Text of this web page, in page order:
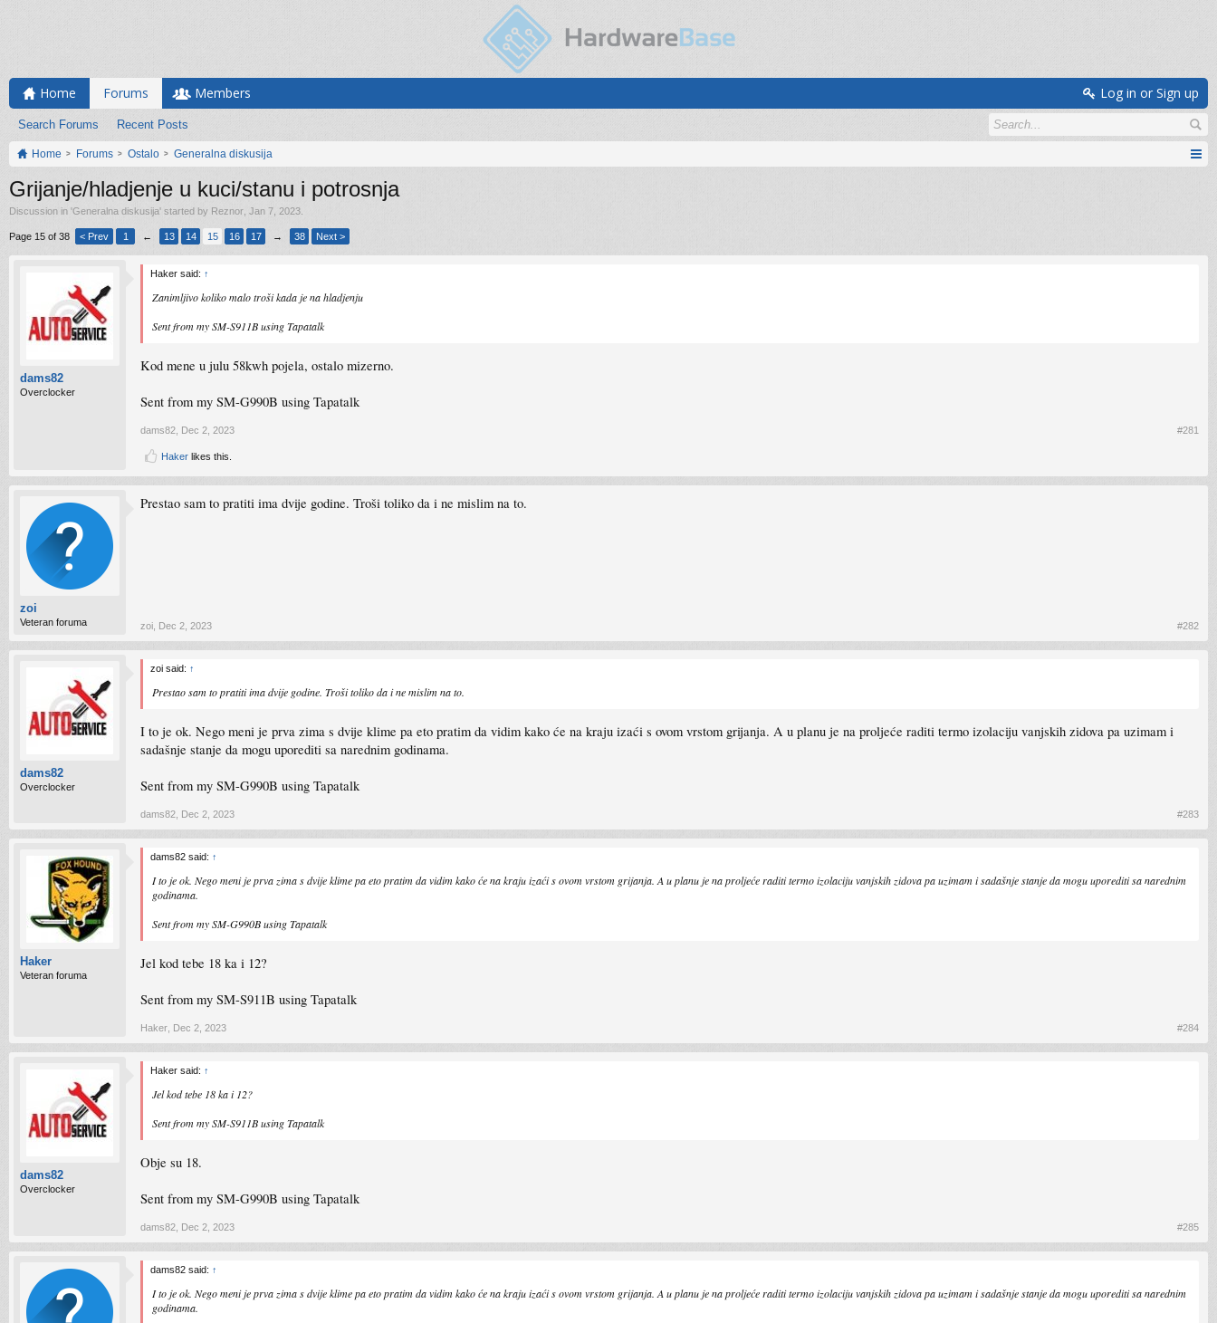
Home Forums
Search Forums Recent Posts
Members Log in or Sign up
Home Forums Ostalo Generalna diskusija
Grijanje/hladjenje u kuci/stanu i potrosnja
Discussion in 'Generalna diskusija' started by Reznor Jan 7, 2023
Page 15 of 38 < Prev 1 ← 13 14 15 16 17 → 38 Next >
dams82
Overclocker
Haker said: ↑
Zanimljivo koliko malo troši kada je na hladjenju
Sent from my SM-S911B using Tapatalk
Kod mene u julu 58kwh pojela, ostalo mizerno.
Sent from my SM-G990B using Tapatalk
dams82 Dec 2, 2023 #281
Haker likes this.
zoi
Veteran foruma
Prestao sam to pratiti ima dvije godine. Troši toliko da i ne mislim na to.
zoi Dec 2, 2023 #282
dams82
Overclocker
zoi said: ↑
Prestao sam to pratiti ima dvije godine. Troši toliko da i ne mislim na to.
I to je ok. Nego meni je prva zima s dvije klime pa eto pratim da vidim kako će na kraju izaći s ovom vrstom grijanja. A u planu je na proljeće raditi termo izolaciju vanjskih zidova pa uzimam i
sadašnje stanje da mogu uporediti sa narednim godinama.
Sent from my SM-G990B using Tapatalk
dams82 Dec 2, 2023 #283
Haker
Veteran foruma
dams82 said: ↑
I to je ok. Nego meni je prva zima s dvije klime pa eto pratim da vidim kako će na kraju izaći s ovom vrstom grijanja. A u planu je na proljeće raditi termo izolaciju vanjskih zidova pa uzimam i sadašnje stanje da mogu uporediti sa narednim
godinama.
Sent from my SM-G990B using Tapatalk
Jel kod tebe 18 ka i 12?
Sent from my SM-S911B using Tapatalk
Haker Dec 2, 2023 #284
dams82
Overclocker
Haker said: ↑
Jel kod tebe 18 ka i 12?
Sent from my SM-S911B using Tapatalk
Obje su 18.
Sent from my SM-G990B using Tapatalk
dams82 Dec 2, 2023 #285
dams82 said: ↑
I to je ok. Nego meni je prva zima s dvije klime pa eto pratim da vidim kako će na kraju izaći s ovom vrstom grijanja. A u planu je na proljeće raditi termo izolaciju vanjskih zidova pa uzimam i sadašnje stanje da mogu uporediti sa narednim
godinama.